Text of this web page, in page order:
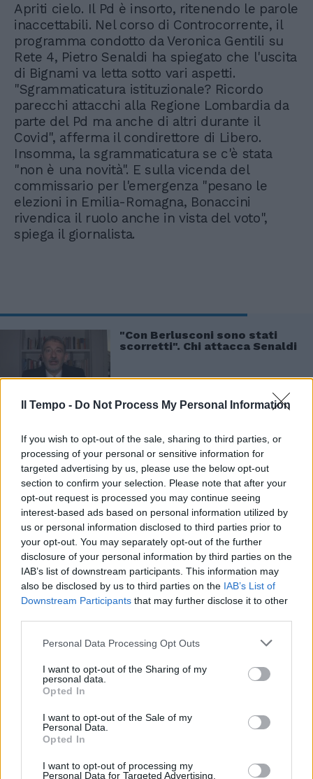
Il Tempo - Do Not Process My Personal Information
If you wish to opt-out of the sale, sharing to third parties, or
processing of your personal or sensitive information for
targeted advertising by us, please use the below opt-out
section to confirm your selection. Please note that after your
opt-out request is processed you may continue seeing
interest-based ads based on personal information utilized by
us or personal information disclosed to third parties prior to
your opt-out. You may separately opt-out of the further
disclosure of your personal information by third parties on the
IAB’s list of downstream participants. This information may
also be disclosed by us to third parties on the IAB’s List of
Downstream Participants that may further disclose it to other
Personal Data Processing Opt Outs
I want to opt-out of the Sharing of my
personal data.
Opted In
I want to opt-out of the Sale of my
Personal Data.
Opted In
I want to opt-out of processing my
Personal Data for Targeted Advertising.
Apriti cielo. Il Pd è insorto, ritenendo le parole
inaccettabili. Nel corso di Controcorrente, il
programma condotto da Veronica Gentili su
Rete 4, Pietro Senaldi ha spiegato che l'uscita
di Bignami va letta sotto vari aspetti.
"Sgrammaticatura istituzionale? Ricordo
parecchi attacchi alla Regione Lombardia da
parte del Pd ma anche di altri durante il
Covid", afferma il condirettore di Libero.
Insomma, la sgrammaticatura se c'è stata
"non è una novità". E sulla vicenda del
commissario per l'emergenza "pesano le
elezioni in Emilia-Romagna, Bonaccini
rivendica il ruolo anche in vista del voto",
spiega il giornalista.
"Con Berlusconi sono stati
scorretti". Chi attacca Senaldi
Nel merito delle osservazioni di Bignami,
Senaldi sostiene che "non sono del tutto
peregrine". Dare fondi senza previsione degli
interventi "è come dare l'idrante a chi ha
appiccato il fuoco", in riferimento al "cattivo
uso del suolo nella Regione Emilia-
Romagna". Parole che fanno insorgere Claudia
Fusani: "Ho capito male? L'alluvione c'è stata
per un cattivo uso del suolo? Sono esondati
44 fiumi, è una bestialità", sbotta la giornalista
con Senaldi che ribadisce che la gestione del
territorio ha avuto un ruolo nel disastro.